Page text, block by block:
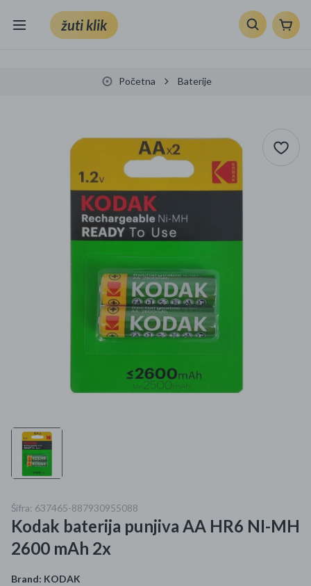
žuti klik
VRT I ALATI
Klik supermarket
Ljepota i zdravlje
Kućanski aparati
Specijalne kategorije
Kišobrani akcija
Ograničena cijena
Početna Baterije
Šifra: 637465-887930955088
Kodak baterija punjiva AA HR6 NI-MH
2600 mAh 2x
Brand: KODAK